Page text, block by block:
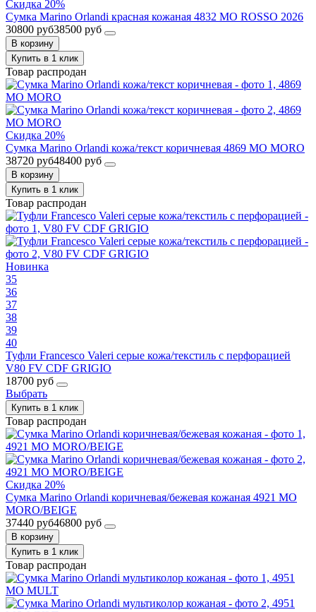
Скидка 20%
Сумка Marino Orlandi красная кожаная 4832 MO ROSSO 2026
30800 руб38500 руб
В корзину
Купить в 1 клик
Товар распродан
Скидка 20%
Сумка Marino Orlandi кожа/текст коричневая 4869 MO MORO
38720 руб48400 руб
В корзину
Купить в 1 клик
Товар распродан
Новинка
35
36
37
38
39
40
Туфли Francesco Valeri серые кожа/текстиль с перфорацией
V80 FV CDF GRIGIO
18700 руб
Выбрать
Купить в 1 клик
Товар распродан
Скидка 20%
Сумка Marino Orlandi коричневая/бежевая кожаная 4921 MO
MORO/BEIGE
37440 руб46800 руб
В корзину
Купить в 1 клик
Товар распродан